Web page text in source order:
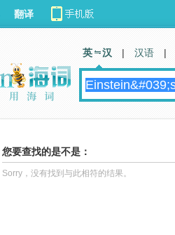
您要查找的是不是：
Sorry，没有找到与此相符的结果。
翻译
英 汉 | 汉语 |